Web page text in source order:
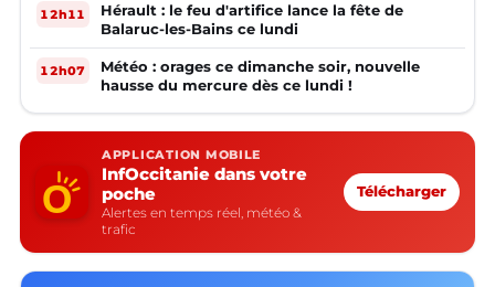
12h11
Hérault : le feu d'artifice lance la fête de
Balaruc-les-Bains ce lundi
12h07
Météo : orages ce dimanche soir, nouvelle
hausse du mercure dès ce lundi !
APPLICATION MOBILE
InfOccitanie dans votre
poche
Alertes en temps réel, météo &
trafic
Télécharger